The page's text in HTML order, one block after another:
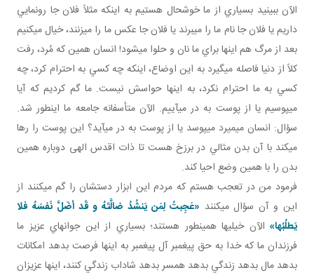
الآن ببينيد بسياري از ما خوشحال هستيم به اينکه مثلاً فلان جا رونمايي
داريم يا فلان جا نام ما را مي برند يا فلان جا عکس ما را مي زنند، خيال مي کنيم
بعد از مرگ هم اينها براي ما نان و حلوا مي شود! انسان همين که مُرد، رفت
کلاً از دنيا فاصله مي گيرد به اين اوضاع، اينکه چه کسي به احترام کرد، چه
کسي به ما احترام نکرد، به اينها حواسش نيست. ما گم کرديم که آيا
مي پوسيم يا از پوست به در مي آييم. الآن متأسفانه جامعه ما اين طور شد.
سؤال: انسان مي ميرد مي پوسد يا از پوست به در مي آيد؟ اين پوست را رها
مي کند با آن بدن مثالي در برزخ هست تا ذات اقدس الهی دوباره همين
بدن را با همين وضع احيا کند.
فرمود من در تعجب هستم که مردم اين ابزار دستشان را گم مي کنند از
اين و آن سؤال مي کنند «عَجِبتُ لِمَن يَنشُدُ ضالَّتَهُ و قَد أضَلَّ نَفسَهُ فلا
يَطلُبُها» الآن خيلي ها همين طور هستند؛ بسياري از اين جوان هاي عزيز ما
فرزندان ما که خدا به حق پيغمبر آل پيغمبر به اينها فرصت بدهد امکانات
بدهد مال بدهد زندگي بدهد همسر بدهد شاداب زندگي کنند، اينها عزيزان